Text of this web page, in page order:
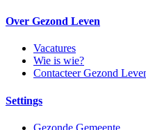
Over Gezond Leven
Vacatures
Wie is wie?
Contacteer Gezond
Settings
Gezonde Gemeente